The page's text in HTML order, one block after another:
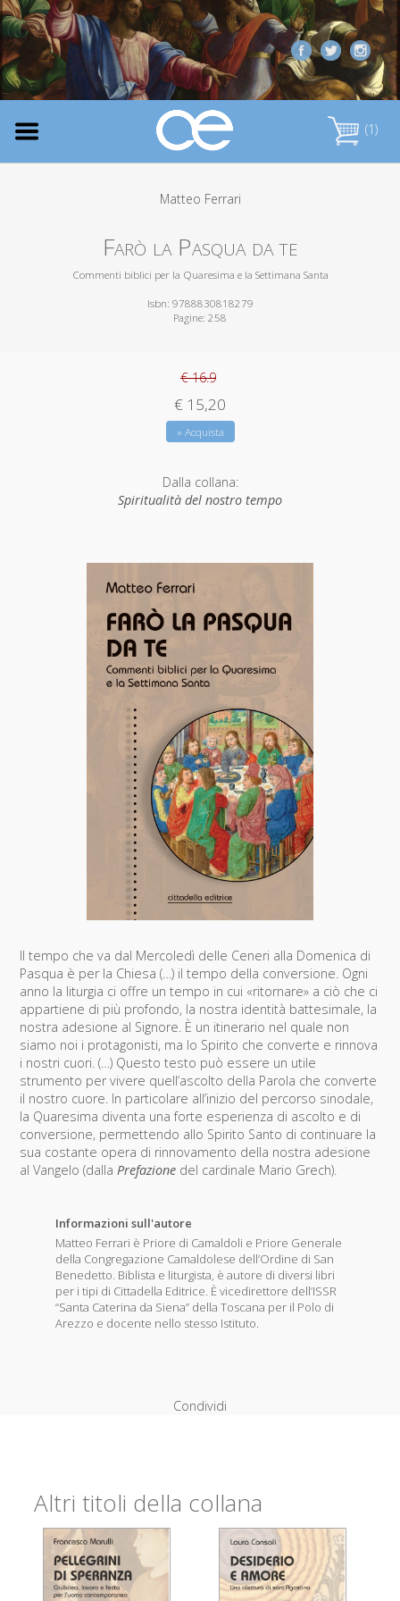
(1)
Matteo Ferrari
Farò la Pasqua da te
Commenti biblici per la Quaresima e la Settimana Santa
Isbn: 9788830818279
Pagine: 258
€ 16.9
€ 15,20
» Acquista
Dalla collana:
Spiritualità del nostro tempo
Il tempo che va dal Mercoledì delle Ceneri alla Domenica di
Pasqua è per la Chiesa (…) il tempo della conversione. Ogni
anno la liturgia ci offre un tempo in cui «ritornare» a ciò che ci
appartiene di più profondo, la nostra identità battesimale, la
nostra adesione al Signore. È un itinerario nel quale non
siamo noi i protagonisti, ma lo Spirito che converte e rinnova
i nostri cuori. (…) Questo testo può essere un utile
strumento per vivere quell’ascolto della Parola che converte
il nostro cuore. In particolare all’inizio del percorso sinodale,
la Quaresima diventa una forte esperienza di ascolto e di
conversione, permettendo allo Spirito Santo di continuare la
sua costante opera di rinnovamento della nostra adesione
al Vangelo (dallaPrefazione del cardinale Mario Grech).
Informazioni sull'autore
Matteo Ferrari è Priore di Camaldoli e Priore Generale
della Congregazione Camaldolese dell’Ordine di San
Benedetto. Biblista e liturgista, è autore di diversi libri
per i tipi di Cittadella Editrice. È vicedirettore dell’ISSR
“Santa Caterina da Siena” della Toscana per il Polo di
Arezzo e docente nello stesso Istituto.
Condividi
Altri titoli della collana